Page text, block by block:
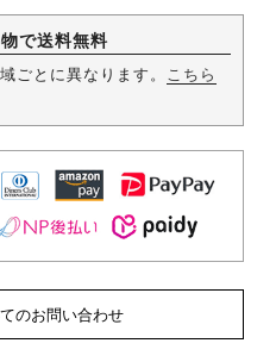
で送料無料
ごとに異なります。 こちら
のお問い合わせ